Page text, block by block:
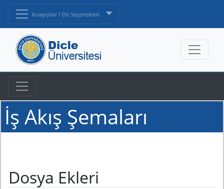
Kısayollar / Dil Seçenekleri
İş Akış Şemaları
Dosya Ekleri